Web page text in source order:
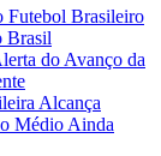
Futebol Brasileiro
Brasil
do Avanço da
Alcança
Médio Ainda